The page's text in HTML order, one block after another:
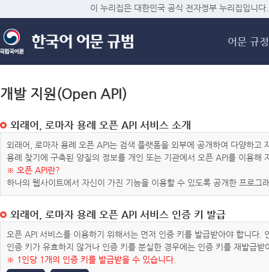
메
이 누리집은 대한민국 공식 전자정부 누리집입니다.
어문 규정
개발 지원(Open API)
외래어, 로마자 용례 오픈 API 서비스 소개
외래어, 로마자 용례 오픈 API는 검색 플랫폼을 외부에 공개하여 다양하
용례 찾기에 구축된 양질의 정보를 개인 또는 기관에서 오픈 API를 이용해
※ 오픈 API란?
하나의 웹사이트에서 자신이 가진 기능을 이용할 수 있도록 공개한 프로그
외래어, 로마자 용례 오픈 API 서비스 인증 키 발급
오픈 API 서비스를 이용하기 위해서는 먼저 인증 키를 발급받아야 합니다
인증 키가 유효하지 않거나 인증 키를 분실한 경우에는 인증 키를 재발급받
※ 1인당 1개의 인증 키를 발급받을 수 있습니다.